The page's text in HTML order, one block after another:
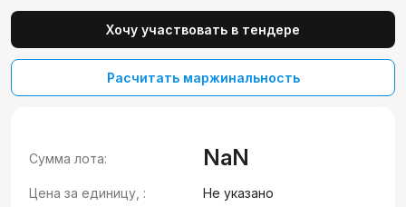
Хочу участвовать в тендере
Расчитать маржинальность
Сумма лота: NaN
Цена за единицу, : Не указано